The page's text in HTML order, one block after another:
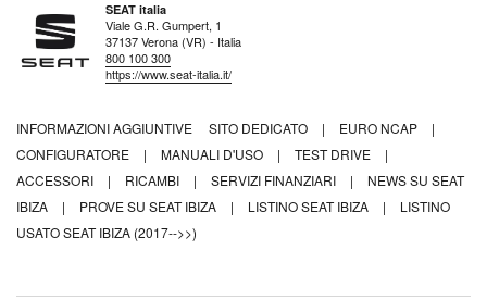
SEAT italia
Viale G.R. Gumpert, 1
37137 Verona (VR) - Italia
800 100 300
https://www.seat-italia.it/
INFORMAZIONI AGGIUNTIVE SITO DEDICATO | EURO NCAP
|
CONFIGURATORE
| MANUALI D'USO | TEST DRIVE
|
ACCESSORI
| RICAMBI | SERVIZI FINANZIARI |
NEWS SU SEAT
IBIZA
| PROVE SU SEAT IBIZA | LISTINO SEAT IBIZA |
LISTINO
USATO SEAT IBIZA (2017-->>)